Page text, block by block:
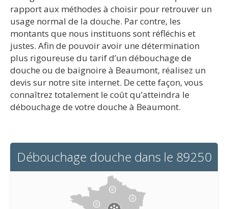
rapport aux méthodes à choisir pour retrouver un
usage normal de la douche. Par contre, les
montants que nous instituons sont réfléchis et
justes. Afin de pouvoir avoir une détermination
plus rigoureuse du tarif d’un débouchage de
douche ou de baignoire à Beaumont, réalisez un
devis sur notre site internet. De cette façon, vous
connaîtrez totalement le coût qu’atteindra le
débouchage de votre douche à Beaumont.
Débouchage douche dans le 89250